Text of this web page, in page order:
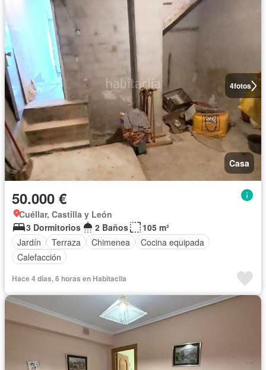
4fotos
Casa
50.000 €
Cuéllar, Castilla y León
3 Dormitorios
2 Baños
105 m²
Jardín
Terraza Chimenea
Cocina equipada
Calefacción
Hace 4 días, 6 horas en Habitaclia